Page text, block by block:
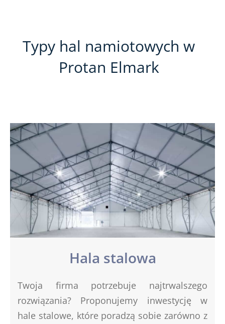
Typy hal namiotowych w
Protan Elmark
Hala stalowa
Twoja firma potrzebuje najtrwalszego
rozwiązania? Proponujemy inwestycję w
hale stalowe, które poradzą sobie zarówno z